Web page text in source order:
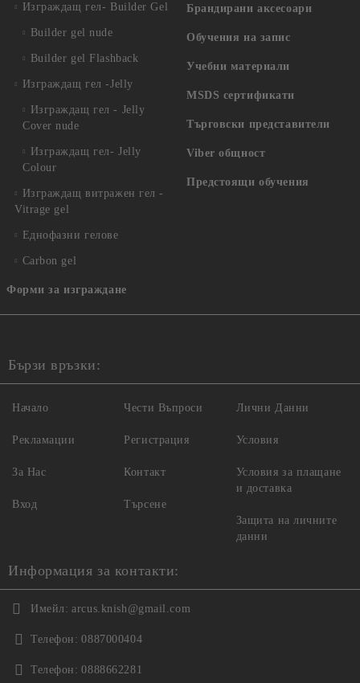
Изграждащ гел- Builder Gel
Builder gel nude
Builder gel Flashback
Изграждащ гел -Jelly
Изграждащ гел - Jelly
Cover nude
Изграждащ гел- Jelly
Colour
Изграждащ витражен гел -
Vitrage gel
Еднофазни гелове
Carbon gel
Форми за изграждане
Брандирани аксесоари
Обучения на запис
Учебни материали
MSDS сертификати
Търговски представители
Viber общност
Предстоящи обучения
Бързи връзки:
Начало
Рекламации
За Нас
Вход
Чести Въпроси
Регистрация
Контакт
Търсене
Лични Данни
Условия
Условия за плащане
и доставка
Защита на личните
данни
Информация за контакти:
Имейл: arcus.knish@gmail.com
Телефон: 0887000404
Телефон: 0888662281